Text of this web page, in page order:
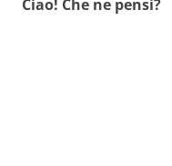
Ciao! Che ne pensi?